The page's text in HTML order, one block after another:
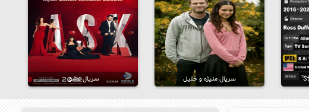
سریال منیژه و خلیل سریال عشق